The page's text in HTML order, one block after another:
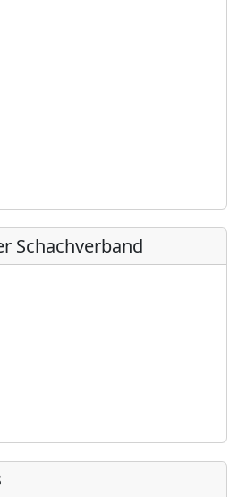
Schachverband